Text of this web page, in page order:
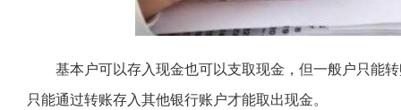
基本户可以存入现金也可以支取现金，但一般户只能
只能通过转账存入其他银行账户才能取出现金。